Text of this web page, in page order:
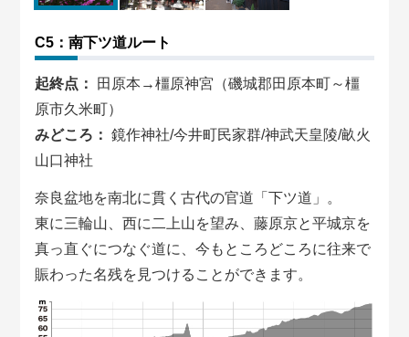
C5：南下ツ道ルート
起終点：
田原本→橿原神宮（磯城郡田原本町～橿
原市久米町）
みどころ：
鏡作神社/今井町民家群/神武天皇陵/畝火
山口神社
奈良盆地を南北に貫く古代の官道「下ツ道」。
東に三輪山、西に二上山を望み、藤原京と平城京を
真っ直ぐにつなぐ道に、今もところどころに往来で
賑わった名残を見つけることができます。